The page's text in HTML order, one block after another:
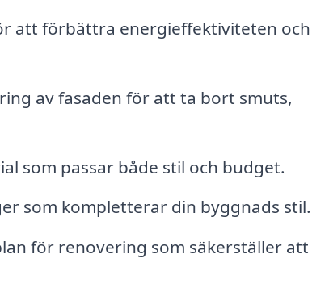
att förbättra energieffektiviteten och
av fasaden för att ta bort smuts,
som passar både stil och budget.
som kompletterar din byggnads stil.
för renovering som säkerställer att